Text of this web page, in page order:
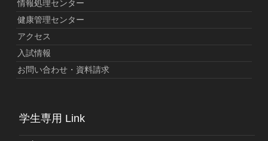
情報処理センター
健康管理センター
アクセス
入試情報
お問い合わせ・資料請求
学生専用 Link